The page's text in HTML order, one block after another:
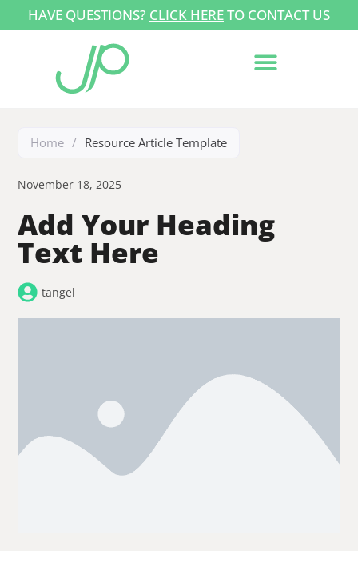
HAVE QUESTIONS? CLICK HERETO CONTACT US
Home / Resource Article Template
November 18, 2025
Add Your Heading
Text Here
tangel